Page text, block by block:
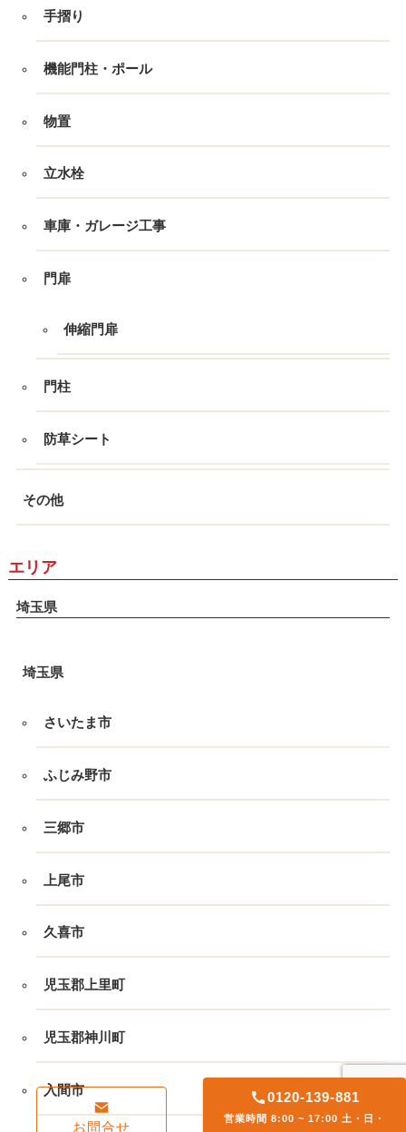
手摺り
機能門柱・ポール
物置
立水栓
車庫・ガレージ工事
門扉
伸縮門扉
門柱
防草シート
その他
エリア
埼玉県
埼玉県
さいたま市
ふじみ野市
三郷市
上尾市
久喜市
児玉郡上里町
児玉郡神川町
入間市
お問合せ
0120-139-881
営業時間 8:00 ~ 17:00 土・日・